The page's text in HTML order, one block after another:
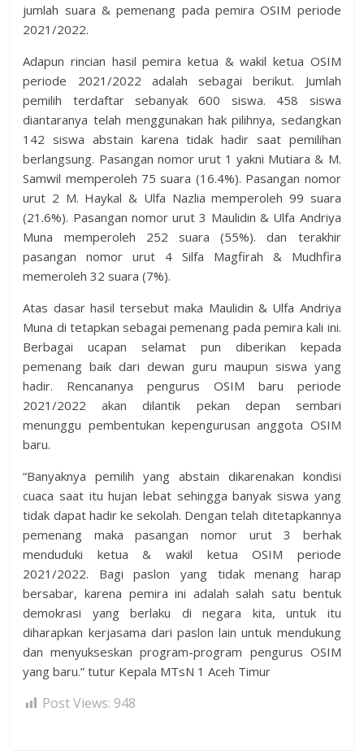
jumlah suara & pemenang pada pemira OSIM periode
2021/2022.
Adapun rincian hasil pemira ketua & wakil ketua OSIM
periode 2021/2022 adalah sebagai berikut. Jumlah
pemilih terdaftar sebanyak 600 siswa. 458 siswa
diantaranya telah menggunakan hak pilihnya, sedangkan
142 siswa abstain karena tidak hadir saat pemilihan
berlangsung. Pasangan nomor urut 1 yakni Mutiara & M.
Samwil memperoleh 75 suara (16.4%). Pasangan nomor
urut 2 M. Haykal & Ulfa Nazlia memperoleh 99 suara
(21.6%). Pasangan nomor urut 3 Maulidin & Ulfa Andriya
Muna memperoleh 252 suara (55%). dan terakhir
pasangan nomor urut 4 Silfa Magfirah & Mudhfira
memeroleh 32 suara (7%).
Atas dasar hasil tersebut maka Maulidin & Ulfa Andriya
Muna di tetapkan sebagai pemenang pada pemira kali ini.
Berbagai ucapan selamat pun diberikan kepada
pemenang baik dari dewan guru maupun siswa yang
hadir. Rencananya pengurus OSIM baru periode
2021/2022 akan dilantik pekan depan sembari
menunggu pembentukan kepengurusan anggota OSIM
baru.
“Banyaknya pemilih yang abstain dikarenakan kondisi
cuaca saat itu hujan lebat sehingga banyak siswa yang
tidak dapat hadir ke sekolah. Dengan telah ditetapkannya
pemenang maka pasangan nomor urut 3 berhak
menduduki ketua & wakil ketua OSIM periode
2021/2022. Bagi paslon yang tidak menang harap
bersabar, karena pemira ini adalah salah satu bentuk
demokrasi yang berlaku di negara kita, untuk itu
diharapkan kerjasama dari paslon lain untuk mendukung
dan menyukseskan program-program pengurus OSIM
yang baru.” tutur Kepala MTsN 1 Aceh Timur
Post Views: 948